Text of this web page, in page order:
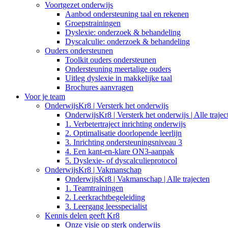
Voortgezet onderwijs
Aanbod ondersteuning taal en rekenen
Groepstrainingen
Dyslexie: onderzoek & behandeling
Dyscalculie: onderzoek & behandeling
Ouders ondersteunen
Toolkit ouders ondersteunen
Ondersteuning meertalige ouders
Uitleg dyslexie in makkelijke taal
Brochures aanvragen
Voor je team
OnderwijsKr8 | Versterk het onderwijs
OnderwijsKr8 | Versterk het onderwijs | Alle
1. Verbetertraject inrichting onderwijs
2. Optimalisatie doorlopende leerlijn
3. Inrichting ondersteuningsniveau 3
4. Een kant-en-klare ON3-aanpak
5. Dyslexie- of dyscalculieprotocol
OnderwijsKr8 | Vakmanschap
OnderwijsKr8 | Vakmanschap | Alle trajecten
1. Teamtrainingen
2. Leerkrachtbegeleiding
3. Leergang leesspecialist
Kennis delen geeft Kr8
Onze visie op sterk onderwijs